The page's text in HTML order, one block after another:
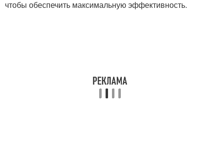
чтобы обеспечить максимальную эффективность.